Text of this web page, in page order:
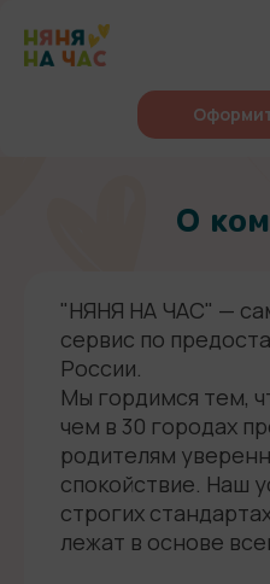
О
"НЯНЯ НА ЧАС" —
сервис по
России.
Мы гордимся тем,
чем в 30 городах
родителям
спокойствие. Наш
строгих
лежат в основе